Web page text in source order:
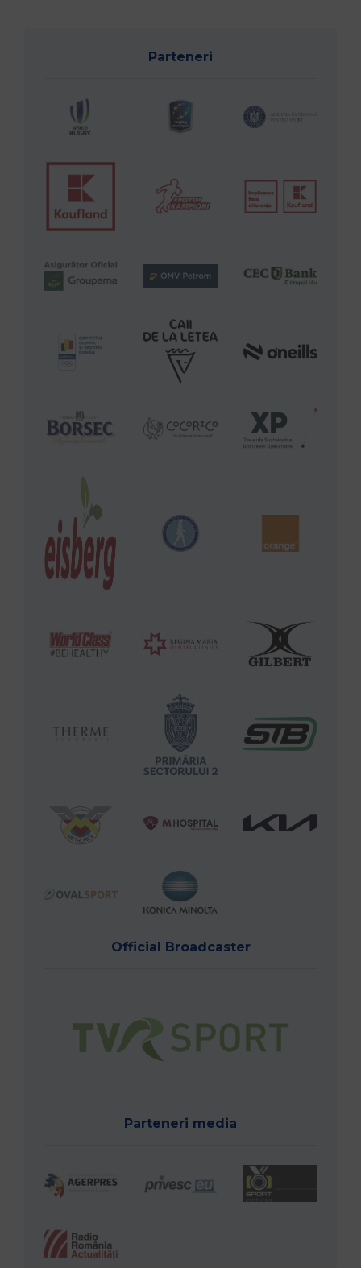
Parteneri
Official Broadcaster
Parteneri media